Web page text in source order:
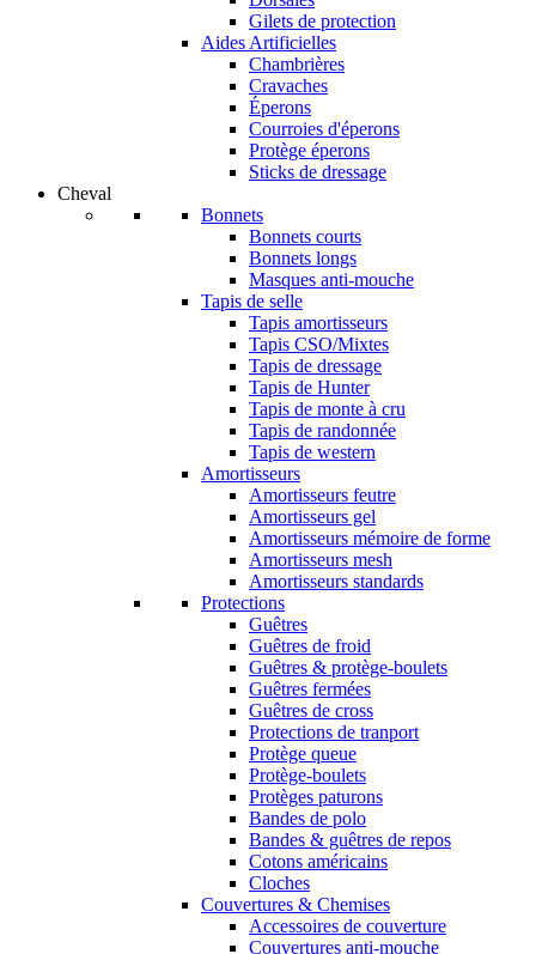
Gilets de protection
Aides Artificielles
Chambrières
Cravaches
Éperons
Courroies d'éperons
Protège éperons
Sticks de dressage
Cheval
Bonnets
Bonnets courts
Bonnets longs
Masques anti-mouche
Tapis de selle
Tapis amortisseurs
Tapis CSO/Mixtes
Tapis de dressage
Tapis de Hunter
Tapis de monte à cru
Tapis de randonnée
Tapis de western
Amortisseurs
Amortisseurs feutre
Amortisseurs gel
Amortisseurs mémoire de forme
Amortisseurs mesh
Amortisseurs standards
Protections
Guêtres
Guêtres de froid
Guêtres & protège-boulets
Guêtres fermées
Guêtres de cross
Protections de tranport
Protège queue
Protège-boulets
Protèges paturons
Bandes de polo
Bandes & guêtres de repos
Cotons américains
Cloches
Couvertures & Chemises
Accessoires de couverture
Couvertures anti-mouche